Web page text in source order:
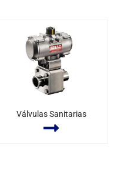
Válvulas Sanitarias